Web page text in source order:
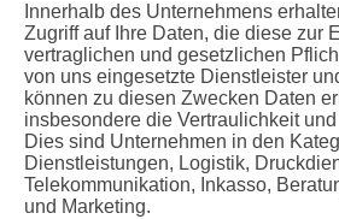
Innerhalb des Unternehmens
Zugriff auf Ihre Daten, die diese zur
vertraglichen und gesetzlichen
von uns eingesetzte Dienstleister
können zu diesen Zwecken Daten
insbesondere die Vertraulichkeit
Dies sind Unternehmen in den
Dienstleistungen, Logistik,
Telekommunikation, Inkasso,
und Marketing.